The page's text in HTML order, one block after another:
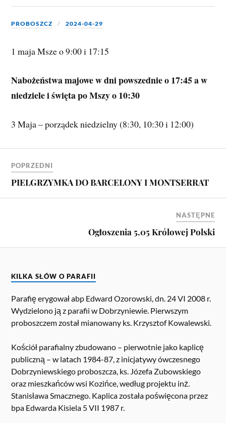
PROBOSZCZ 2024-04-29
1 maja Msze o 9:00 i 17:15
Nabożeństwa majowe w dni powszednie o 17:45 a w
niedziele i święta po Mszy o 10:30
3 Maja – porządek niedzielny (8:30, 10:30 i 12:00)
POPRZEDNI
PIELGRZYMKA DO BARCELONY I MONTSERRAT
NASTĘPNE
Ogłoszenia 5.05 Królowej Polski
KILKA SŁÓW O PARAFII
Parafię erygował abp Edward Ozorowski, dn. 24 VI 2008 r.
Wydzielono ją z parafii w Dobrzyniewie. Pierwszym
proboszczem został mianowany ks. Krzysztof Kowalewski.
Kościół parafialny zbudowano – pierwotnie jako kaplicę
publiczną – w latach 1984-87, z inicjatywy ówczesnego
Dobrzyniewskiego proboszcza, ks. Józefa Zubowskiego
oraz mieszkańców wsi Kozińce, według projektu inż.
Stanisława Smacznego. Kaplica została poświęcona przez
bpa Edwarda Kisiela 5 VII 1987 r.